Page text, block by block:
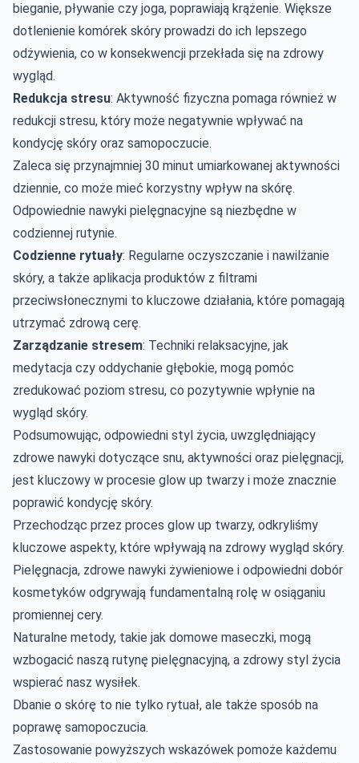
bieganie, pływanie czy joga, poprawiają krążenie. Większe
dotlenienie komórek skóry prowadzi do ich lepszego
odżywienia, co w konsekwencji przekłada się na zdrowy
wygląd.
Redukcja stresu: Aktywność fizyczna pomaga również w
redukcji stresu, który może negatywnie wpływać na
kondycję skóry oraz samopoczucie.
Zaleca się przynajmniej 30 minut umiarkowanej aktywności
dziennie, co może mieć korzystny wpływ na skórę.
Odpowiednie nawyki pielęgnacyjne są niezbędne w
codziennej rutynie.
Codzienne rytuały: Regularne oczyszczanie i nawilżanie
skóry, a także aplikacja produktów z filtrami
przeciwsłonecznymi to kluczowe działania, które pomagają
utrzymać zdrową cerę.
Zarządzanie stresem: Techniki relaksacyjne, jak
medytacja czy oddychanie głębokie, mogą pomóc
zredukować poziom stresu, co pozytywnie wpłynie na
wygląd skóry.
Podsumowując, odpowiedni styl życia, uwzględniający
zdrowe nawyki dotyczące snu, aktywności oraz pielęgnacji,
jest kluczowy w procesie glow up twarzy i może znacznie
poprawić kondycję skóry.
Przechodząc przez proces glow up twarzy, odkryliśmy
kluczowe aspekty, które wpływają na zdrowy wygląd skóry.
Pielęgnacja, zdrowe nawyki żywieniowe i odpowiedni dobór
kosmetyków odgrywają fundamentalną rolę w osiąganiu
promiennej cery.
Naturalne metody, takie jak domowe maseczki, mogą
wzbogacić naszą rutynę pielęgnacyjną, a zdrowy styl życia
wspierać nasz wysiłek.
Dbanie o skórę to nie tylko rytuał, ale także sposób na
poprawę samopoczucia.
Zastosowanie powyższych wskazówek pomoże każdemu